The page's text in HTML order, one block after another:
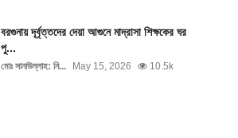
বরগুনায় দূর্বৃত্তদের দেয়া আগুনে মাদ্রাসা শিক্ষকের ঘর
পু...
মোঃ সানাউল্লাহ: নি... May 15, 2026 10.5k